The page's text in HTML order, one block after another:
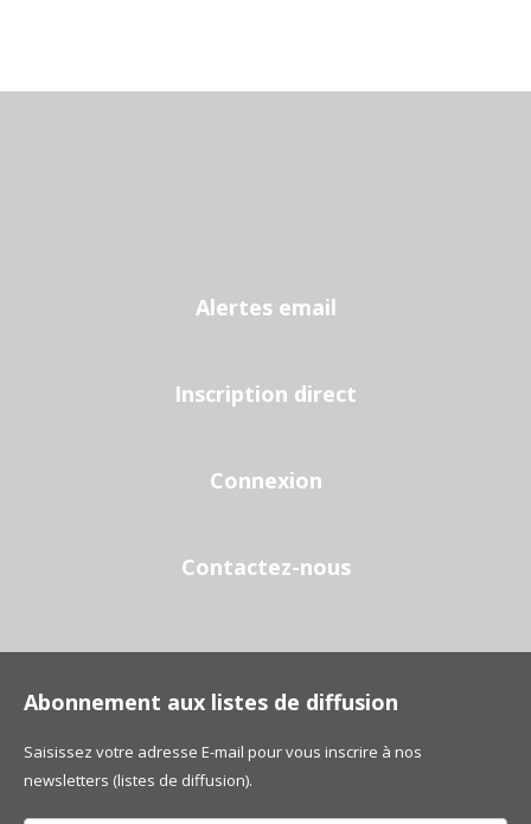
Alertes email
Inscription direct
Connexion
Contactez-nous
Abonnement aux listes de diffusion
Saisissez votre adresse E-mail pour vous inscrire à nos
newsletters (listes de diffusion).